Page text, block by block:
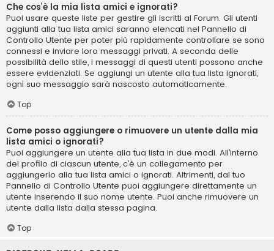
Che cos’è la mia lista amici e ignorati?
Puoi usare queste liste per gestire gli iscritti al Forum. Gli utenti
aggiunti alla tua lista amici saranno elencati nel Pannello di
Controllo Utente per poter più rapidamente controllare se sono
connessi e inviare loro messaggi privati. A seconda delle
possibilità dello stile, i messaggi di questi utenti possono anche
essere evidenziati. Se aggiungi un utente alla tua lista ignorati,
ogni suo messaggio sarà nascosto automaticamente.
Top
Come posso aggiungere o rimuovere un utente dalla mia
lista amici o ignorati?
Puoi aggiungere un utente alla tua lista in due modi. All’interno
del profilo di ciascun utente, c’è un collegamento per
aggiungerlo alla tua lista amici o ignorati. Altrimenti, dal tuo
Pannello di Controllo Utente puoi aggiungere direttamente un
utente inserendo il suo nome utente. Puoi anche rimuovere un
utente dalla lista dalla stessa pagina.
Top